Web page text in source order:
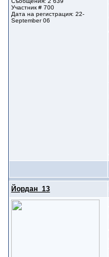
Участник # 700
Дата на регистрация: 22-
September 06
Йордан_13